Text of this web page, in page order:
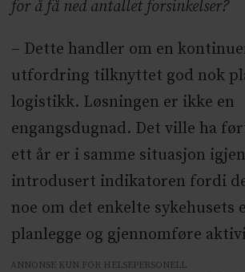
for å få ned antallet forsinkelser?
– Dette handler om en
utfordring tilknyttet god nok
logistikk. Løsningen er ikke en
engangsdugnad. Det ville ha
ett år er i samme situasjon
introdusert indikatoren fordi
noe om det enkelte sykehusets
planlegge og gjennomføre
ANNONSE KUN FOR HELSEPERSONELL